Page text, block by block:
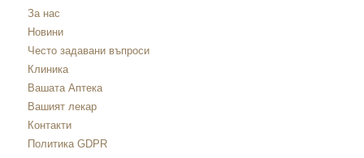
За нас
Новини
Често задавани въпроси
Клиника
Вашата Аптека
Вашият лекар
Контакти
Политика GDPR